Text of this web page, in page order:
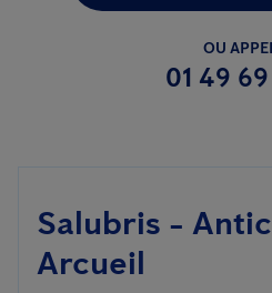
OU
01 49 69
Salubris -
Arcueil